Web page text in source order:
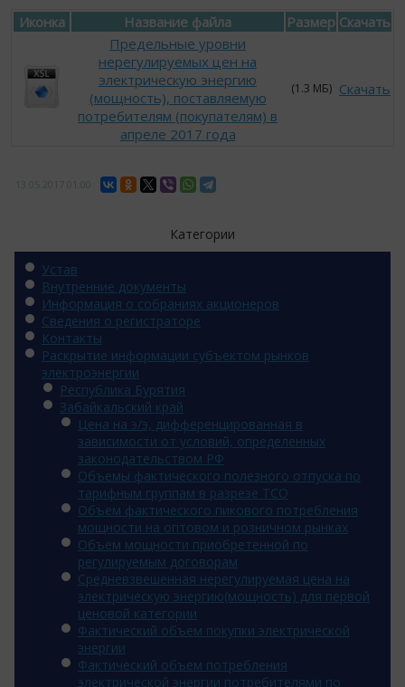
Иконка Название файла Размер Скачать
Предельные уровни
нерегулируемых цен на
электрическую энергию
(мощность), поставляемую
потребителям (покупателям) в
апреле 2017 года
(1.3 МБ) Скачать
Категории
Устав
Внутренние документы
Информация о собраниях акционеров
Сведения о регистраторе
Контакты
Раскрытие информации субъектом рынков
электроэнергии
Республика Бурятия
Забайкальский край
Цена на э/э, дифференцированная в
зависимости от условий, определенных
законодательством РФ
Объемы фактического полезного отпуска по
тарифным группам в разрезе ТСО
Объем фактического пикового потребления
мощности на оптовом и розничном рынках
Объем мощности приобретенной по
регулируемым договорам
Средневзвешенная нерегулируемая цена на
электрическую энергию(мощность) для первой
ценовой категории
Фактический объем покупки электрической
энергии
Фактический объем потребления
электрической энергии потребителями по